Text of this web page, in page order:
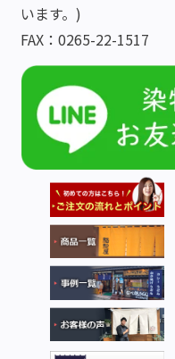
います。)
FAX：0265-22-1517